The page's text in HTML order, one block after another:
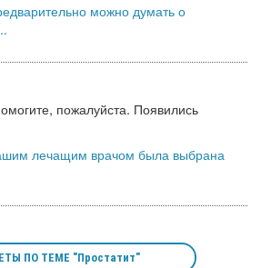
можно думать о
пожалуйста. Появились
лечащим врачом была выбрана
ПО ТЕМЕ "Простатит"